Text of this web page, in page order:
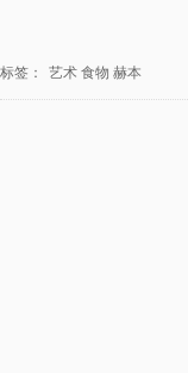
标签： 艺术 食物 赫本